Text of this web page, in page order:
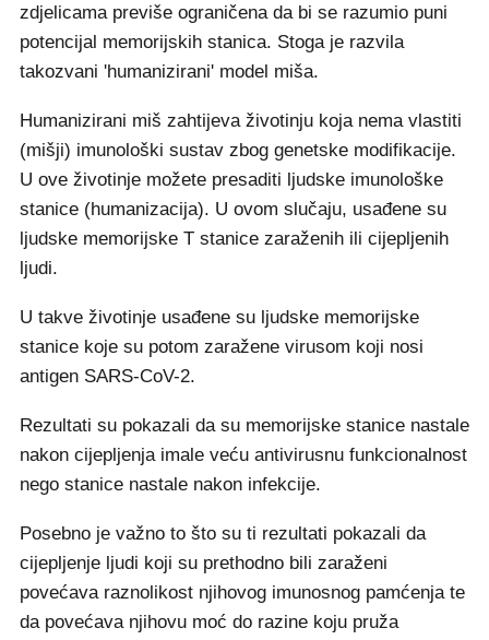
zdjelicama previše ograničena da bi se razumio puni
potencijal memorijskih stanica. Stoga je razvila
takozvani 'humanizirani' model miša.
Humanizirani miš zahtijeva životinju koja nema vlastiti
(mišji) imunološki sustav zbog genetske modifikacije.
U ove životinje možete presaditi ljudske imunološke
stanice (humanizacija). U ovom slučaju, usađene su
ljudske memorijske T stanice zaraženih ili cijepljenih
ljudi.
U takve životinje usađene su ljudske memorijske
stanice koje su potom zaražene virusom koji nosi
antigen SARS-CoV-2.
Rezultati su pokazali da su memorijske stanice nastale
nakon cijepljenja imale veću antivirusnu funkcionalnost
nego stanice nastale nakon infekcije.
Posebno je važno to što su ti rezultati pokazali da
cijepljenje ljudi koji su prethodno bili zaraženi
povećava raznolikost njihovog imunosnog pamćenja te
da povećava njihovu moć do razine koju pruža